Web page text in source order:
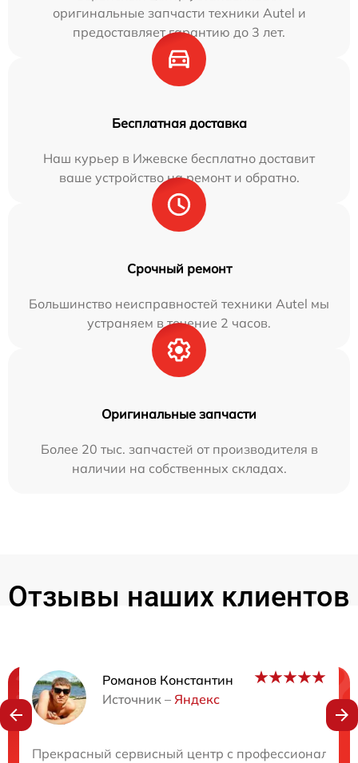
оригинальные запчасти техники Autel и
предоставляет гарантию до 3 лет.
Бесплатная доставка
Наш курьер в Ижевске бесплатно доставит
ваше устройство на ремонт и обратно.
Срочный ремонт
Большинство неисправностей техники Autel мы
устраняем в течение 2 часов.
Оригинальные запчасти
Более 20 тыс. запчастей от производителя в
наличии на собственных складах.
Отзывы наших клиентов
Романов Константин
Источник – Яндекс
Прекрасный сервисный центр с
Нужна консультация?